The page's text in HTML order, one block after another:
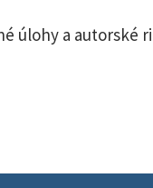
úlohy a autorské